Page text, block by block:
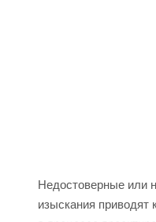
Недостоверные или
изыскания